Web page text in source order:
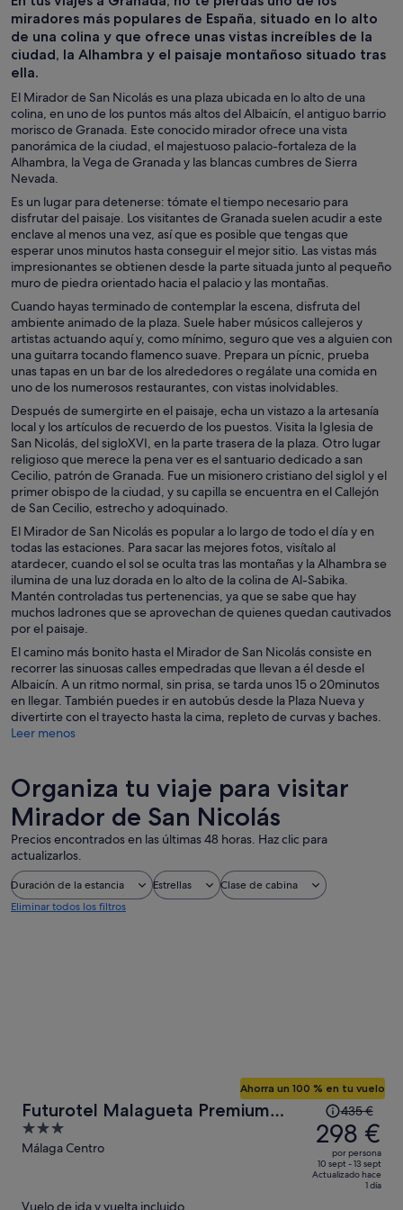
miradores más populares de España, situado en lo alto
de una colina y que ofrece unas vistas increíbles de la
ciudad, la Alhambra y el paisaje montañoso situado tras
ella.
El Mirador de San Nicolás es una plaza ubicada en lo alto de una
colina, en uno de los puntos más altos del Albaicín, el antiguo barrio
morisco de Granada. Este conocido mirador ofrece una vista
panorámica de la ciudad, el majestuoso palacio-fortaleza de la
Alhambra, la Vega de Granada y las blancas cumbres de Sierra
Nevada.
Es un lugar para detenerse: tómate el tiempo necesario para
disfrutar del paisaje. Los visitantes de Granada suelen acudir a este
enclave al menos una vez, así que es posible que tengas que
esperar unos minutos hasta conseguir el mejor sitio. Las vistas más
impresionantes se obtienen desde la parte situada junto al pequeño
muro de piedra orientado hacia el palacio y las montañas.
Cuando hayas terminado de contemplar la escena, disfruta del
ambiente animado de la plaza. Suele haber músicos callejeros y
artistas actuando aquí y, como mínimo, seguro que ves a alguien con
una guitarra tocando flamenco suave. Prepara un pícnic, prueba
unas tapas en un bar de los alrededores o regálate una comida en
uno de los numerosos restaurantes, con vistas inolvidables.
Después de sumergirte en el paisaje, echa un vistazo a la artesanía
local y los artículos de recuerdo de los puestos. Visita la Iglesia de
San Nicolás, del sigloXVI, en la parte trasera de la plaza. Otro lugar
religioso que merece la pena ver es el santuario dedicado a san
Cecilio, patrón de Granada. Fue un misionero cristiano del sigloI y el
primer obispo de la ciudad, y su capilla se encuentra en el Callejón
de San Cecilio, estrecho y adoquinado.
El Mirador de San Nicolás es popular a lo largo de todo el día y en
todas las estaciones. Para sacar las mejores fotos, visítalo al
atardecer, cuando el sol se oculta tras las montañas y la Alhambra se
ilumina de una luz dorada en lo alto de la colina de Al-Sabika.
Mantén controladas tus pertenencias, ya que se sabe que hay
muchos ladrones que se aprovechan de quienes quedan cautivados
por el paisaje.
El camino más bonito hasta el Mirador de San Nicolás consiste en
recorrer las sinuosas calles empedradas que llevan a él desde el
Albaicín. A un ritmo normal, sin prisa, se tarda unos 15 o 20minutos
en llegar. También puedes ir en autobús desde la Plaza Nueva y
divertirte con el trayecto hasta la cima, repleto de curvas y baches.
Leer menos
Organiza tu viaje para visitar
Mirador de San Nicolás
Precios encontrados en las últimas 48 horas. Haz clic para
actualizarlos.
Duración de la estancia Estrellas
Clase de cabina
Eliminar todos los filtros
Futurotel Malagueta Premium
Beach
3
out
Málaga Centro
Ahorra un 100 % en tu vuelo
El
precio
era
de
435 €,
435 €
298 €
por persona
10 sept - 13 sept
Actualizado hace
1 día
Vuelo de ida y vuelta incluido